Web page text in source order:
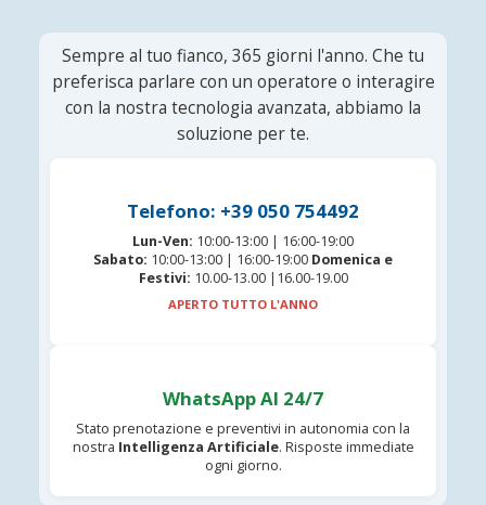
Sempre al tuo fianco, 365 giorni l'anno. Che tu
preferisca parlare con un operatore o interagire
con la nostra tecnologia avanzata, abbiamo la
soluzione per te.
Telefono: +39 050 754492
Lun-Ven: 10:00-13:00 | 16:00-19:00
Sabato: 10:00-13:00 | 16:00-19:00 Domenica e
Festivi: 10.00-13.00 |16.00-19.00
APERTO TUTTO L'ANNO
WhatsApp AI 24/7
Stato prenotazione e preventivi in autonomia con la
nostra Intelligenza Artificiale. Risposte immediate
ogni giorno.